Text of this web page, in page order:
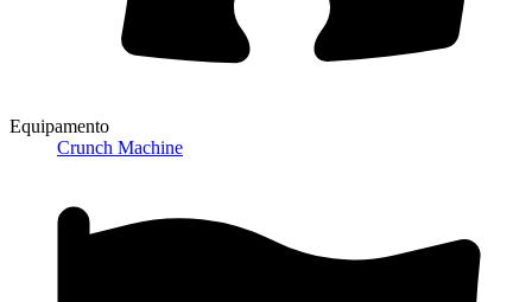
Equipamento
Crunch Machine